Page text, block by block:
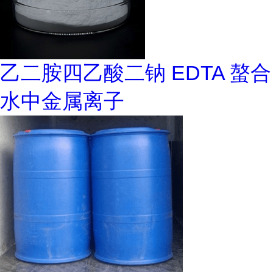
乙二胺四乙酸二钠 EDTA 螯合
水中金属离子